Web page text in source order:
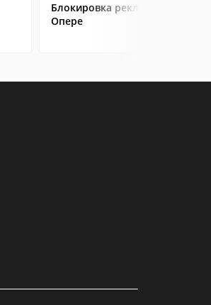
Блокировка рекламы в
Опере